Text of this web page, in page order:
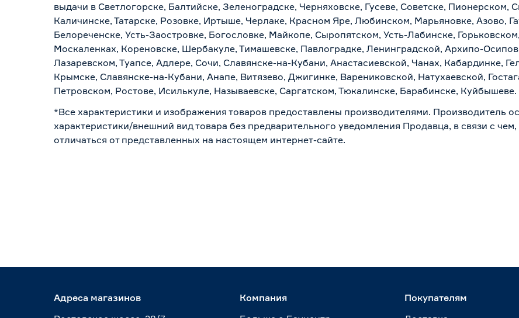
выдачи в Светлогорске, Балтийске, Зеленоградске, Черняховске, Гусеве, Советске, Пионерском,
Каличинске, Татарске, Розовке, Иртыше, Черлаке, Красном Яре, Любинском, Марьяновке, Азово,
Белореченске, Усть-Заостровке, Богословке, Майкопе, Сыропятском, Усть-Лабинске,
Москаленках, Кореновске, Шербакуле, Тимашевске, Павлоградке, Ленинградской, Архипо-
Лазаревском, Туапсе, Адлере, Сочи, Славянске-на-Кубани, Анастасиевской, Чанах, Кабардинке,
Крымске, Славянске-на-Кубани, Анапе, Витязево, Джигинке, Варениковской, Натухаевской,
Петровском, Ростове, Исилькуле, Называевске, Саргатском, Тюкалинске, Барабинске, Куйбышеве.
*Все характеристики и изображения товаров предоставлены производителями. Производитель
характеристики/внешний вид товара без предварительного уведомления Продавца, в связи с
отличаться от представленных на настоящем интернет-сайте.
Адреса магазинов
Компания
Покупателям